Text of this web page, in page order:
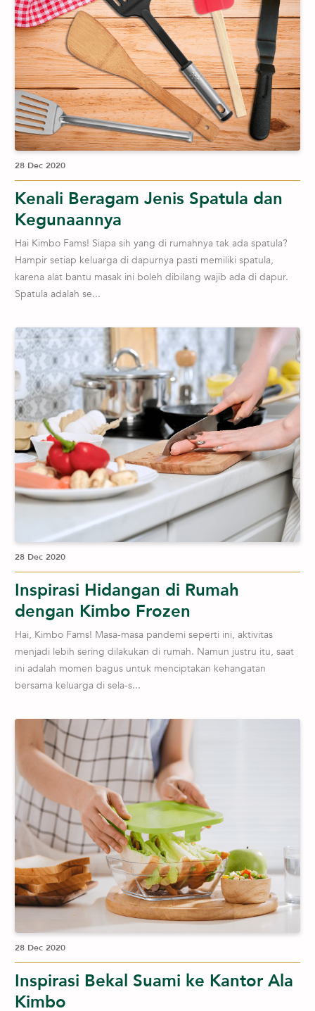
28 Dec 2020
Kenali Beragam Jenis Spatula dan
Kegunaannya
Hai Kimbo Fams! Siapa sih yang di rumahnya tak ada spatula?
Hampir setiap keluarga di dapurnya pasti memiliki spatula,
karena alat bantu masak ini boleh dibilang wajib ada di dapur.
Spatula adalah se...
28 Dec 2020
Inspirasi Hidangan di Rumah
dengan Kimbo Frozen
Hai, Kimbo Fams! Masa-masa pandemi seperti ini, aktivitas
menjadi lebih sering dilakukan di rumah. Namun justru itu, saat
ini adalah momen bagus untuk menciptakan kehangatan
bersama keluarga di sela-s...
28 Dec 2020
Inspirasi Bekal Suami ke Kantor Ala
Kimbo